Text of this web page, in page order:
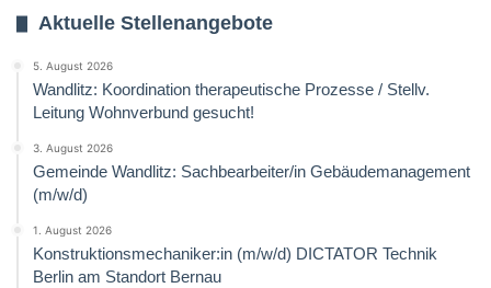
Aktuelle Stellenangebote
5. August 2026
Wandlitz: Koordination therapeutische Prozesse / Stellv.
Leitung Wohnverbund gesucht!
3. August 2026
Gemeinde Wandlitz: Sachbearbeiter/in Gebäudemanagement
(m/w/d)
1. August 2026
Konstruktionsmechaniker:in (m/w/d) DICTATOR Technik
Berlin am Standort Bernau